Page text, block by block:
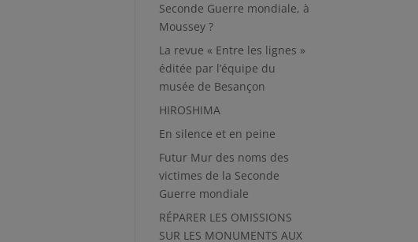
Seconde Guerre mondiale, à
Moussey ?
La revue « Entre les lignes »
éditée par l’équipe du
musée de Besançon
HIROSHIMA
En silence et en peine
Futur Mur des noms des
victimes de la Seconde
Guerre mondiale
RÉPARER LES OMISSIONS
SUR LES MONUMENTS AUX